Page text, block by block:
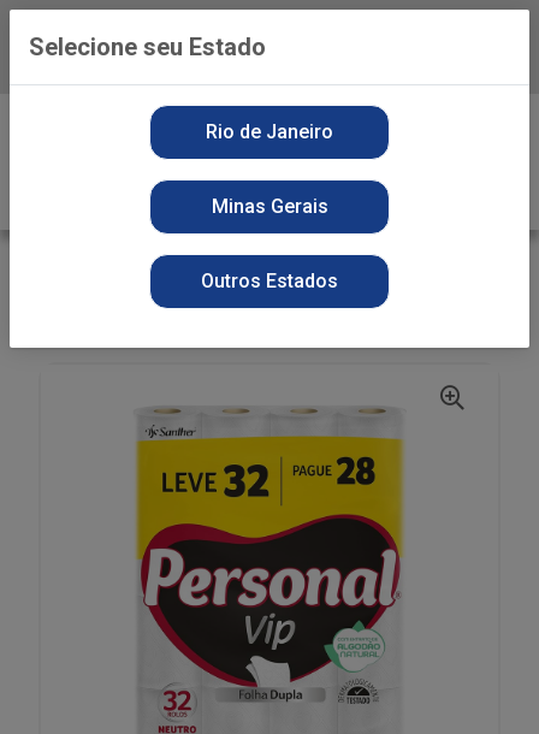
Baixe já o APP da Playvender
PAPEL HIGIENICO FOLHA DUPLA
Selecione seu Estado
Rio de Janeiro
Minas Gerais
Outros Estados